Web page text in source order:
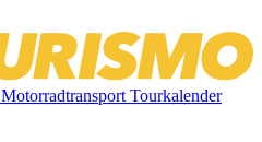
MotorradtransportTourkalender